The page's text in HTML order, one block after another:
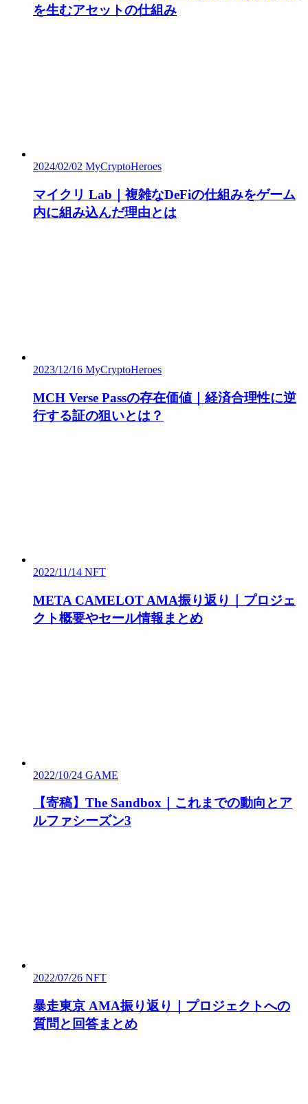
を生むアセットの仕組み
2024/02/02 MyCryptoHeroes
マイクリ Lab｜複雑なDeFiの仕組みをゲーム
内に組み込んだ理由とは
2023/12/16 MyCryptoHeroes
MCH Verse Passの存在価値｜経済合理性に逆
行する証の狙いとは？
2022/11/14 NFT
META CAMELOT AMA振り返り｜プロジェ
クト概要やセール情報まとめ
2022/10/24 GAME
【寄稿】The Sandbox｜これまでの動向とア
ルファシーズン3
2022/07/26 NFT
暴走東京 AMA振り返り｜プロジェクトへの
質問と回答まとめ